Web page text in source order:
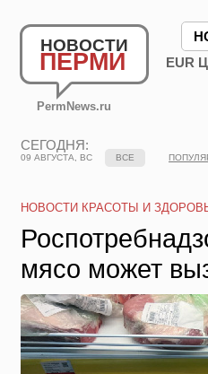
НОВОСТИ
ПЕРМИ
PermNews.ru
EUR
СЕГОДНЯ:
09 АВГУСТА, ВС ВСЕ
НОВОСТИ КРАСОТЫ И
мясо может